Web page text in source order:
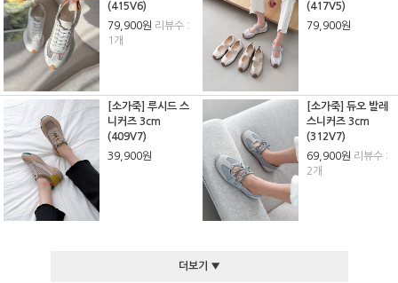
(415V6)
79,900원 리뷰수 :
1개
(417V5)
79,900원
[소가죽] 루시드 스
니커즈 3cm
(409V7)
39,900원
[소가죽] 듀오 발레
스니커즈 3cm
(312V7)
69,900원 리뷰수 :
2개
더보기 ▼